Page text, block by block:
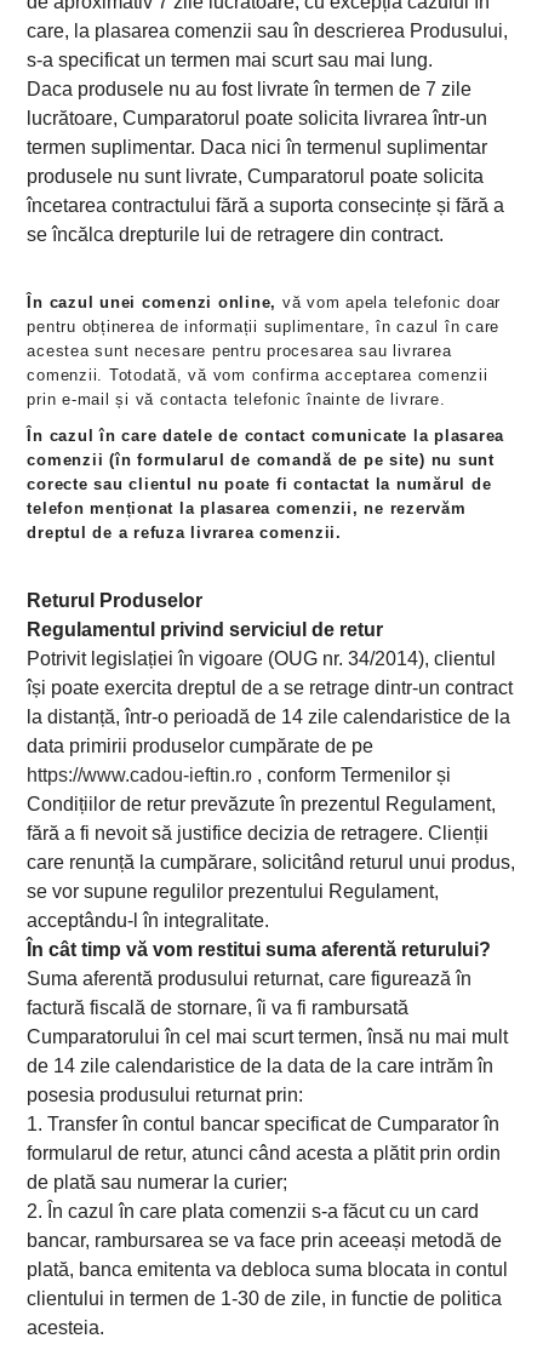
care, la plasarea comenzii sau în descrierea Produsului,
s-a specificat un termen mai scurt sau mai lung.
Daca produsele nu au fost livrate în termen de 7 zile
lucrătoare, Cumparatorul poate solicita livrarea într-un
termen suplimentar. Daca nici în termenul suplimentar
produsele nu sunt livrate, Cumparatorul poate solicita
încetarea contractului fără a suporta consecințe și fără a
se încălca drepturile lui de retragere din contract.
În cazul unei comenzi online, vă vom apela telefonic doar
pentru obținerea de informații suplimentare, în cazul în care
acestea sunt necesare pentru procesarea sau livrarea
comenzii. Totodată, vă vom confirma acceptarea comenzii
prin e-mail și vă contacta telefonic înainte de livrare.
În cazul în care datele de contact comunicate la plasarea
comenzii (în formularul de comandă de pe site) nu sunt
corecte sau clientul nu poate fi contactat la numărul de
telefon menționat la plasarea comenzii, ne rezervăm
dreptul de a refuza livrarea comenzii.
Returul Produselor
Regulamentul privind serviciul de retur
Potrivit legislației în vigoare (OUG nr. 34/2014), clientul
își poate exercita dreptul de a se retrage dintr-un contract
la distanță, într-o perioadă de 14 zile calendaristice de la
data primirii produselor cumpărate de pe
https://www.cadou-ieftin.ro , conform Termenilor și
Condițiilor de retur prevăzute în prezentul Regulament,
fără a fi nevoit să justifice decizia de retragere. Clienții
care renunță la cumpărare, solicitând returul unui produs,
se vor supune regulilor prezentului Regulament,
acceptându-l în integralitate.
În cât timp vă vom restitui suma aferentă returului?
Suma aferentă produsului returnat, care figurează în
factură fiscală de stornare, îi va fi rambursată
Cumparatorului în cel mai scurt termen, însă nu mai mult
de 14 zile calendaristice de la data de la care intrăm în
posesia produsului returnat prin:
1. Transfer în contul bancar specificat de Cumparator în
formularul de retur, atunci când acesta a plătit prin ordin
de plată sau numerar la curier;
2. În cazul în care plata comenzii s-a făcut cu un card
bancar, rambursarea se va face prin aceeași metodă de
plată, banca emitenta va debloca suma blocata in contul
clientului in termen de 1-30 de zile, in functie de politica
acesteia.